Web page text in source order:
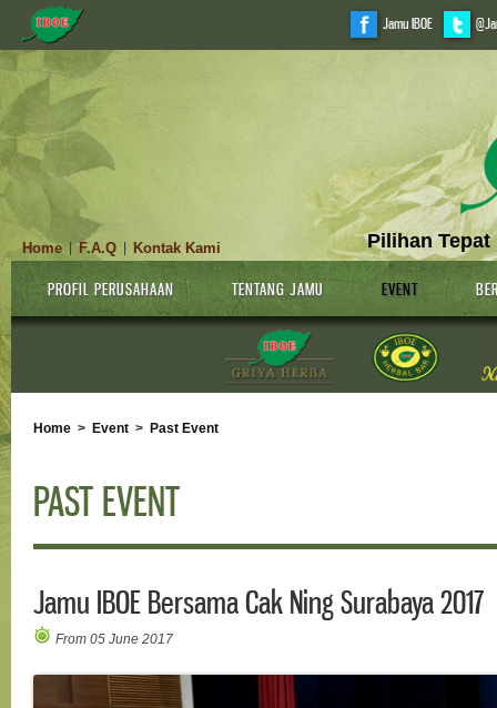
Jamu IBOE
Pilihan Tepat
Home |F.A.Q Kontak Kami
PROFIL PERUSAHAAN TENTANG JAMU EVENT
Home > Event > Past Event
PAST EVENT
Jamu IBOE Bersama Cak Ning Surabaya 2017
From 05 June 2017